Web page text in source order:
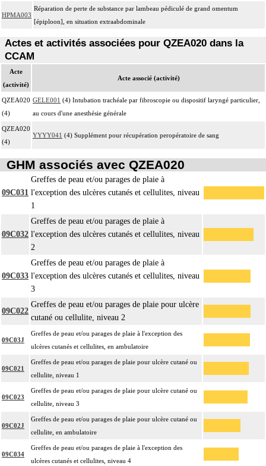
HPMA003
Réparation de perte de substance par lambeau pédiculé de grand omentum
[épiploon], en situation extraabdominale
Actes et activités associées pour QZEA020 dans la
CCAM
Acte
(activité)
Acte associé (activité)
QZEA020
(4)
GELE001 (4) Intubation trachéale par fibroscopie ou dispositif laryngé particulier,
au cours d'une anesthésie générale
QZEA020
(4)
YYYY041 (4) Supplément pour récupération peropératoire de sang
GHM associés avec QZEA020
09C031
Greffes de peau et/ou parages de plaie à
l'exception des ulcères cutanés et cellulites, niveau
1
09C032
Greffes de peau et/ou parages de plaie à
l'exception des ulcères cutanés et cellulites, niveau
2
09C033
Greffes de peau et/ou parages de plaie à
l'exception des ulcères cutanés et cellulites, niveau
3
09C022
Greffes de peau et/ou parages de plaie pour ulcère
cutané ou cellulite, niveau 2
09C03J
Greffes de peau et/ou parages de plaie à l'exception des
ulcères cutanés et cellulites, en ambulatoire
09C021
Greffes de peau et/ou parages de plaie pour ulcère cutané ou
cellulite, niveau 1
09C023
Greffes de peau et/ou parages de plaie pour ulcère cutané ou
cellulite, niveau 3
09C02J
Greffes de peau et/ou parages de plaie pour ulcère cutané ou
cellulite, en ambulatoire
09C034
Greffes de peau et/ou parages de plaie à l'exception des
ulcères cutanés et cellulites, niveau 4